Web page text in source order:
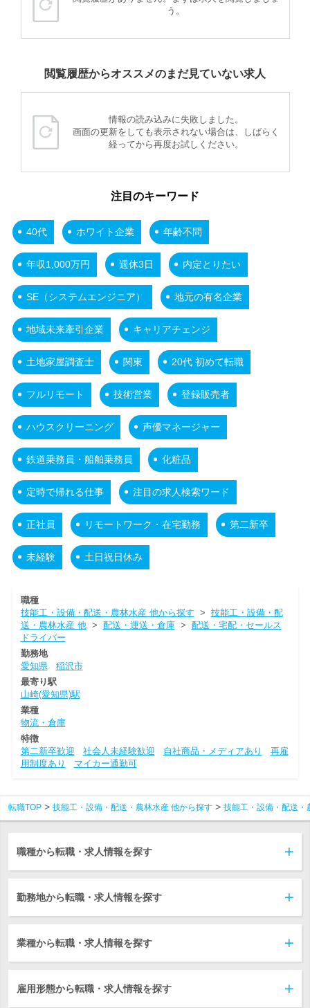
う。
閲覧履歴からオススメのまだ見ていない求人
情報の読み込みに失敗しました。
画面の更新をしても表示されない場合は、しばらく
経ってから再度お試しください。
注目のキーワード
40代 ホワイト企業 年齢不問
年収1,000万円 週休3日 内定とりたい
SE（システムエンジニア） 地元の有名企業
地域未来牽引企業 キャリアチェンジ
土地家屋調査士 関東 20代 初めて転職
フルリモート 技術営業 登録販売者
ハウスクリーニング 声優マネージャー
鉄道乗務員・船舶乗務員 化粧品
定時で帰れる仕事 注目の求人検索ワード
正社員 リモートワーク・在宅勤務 第二新卒
未経験 土日祝日休み
職種
技能工・設備・配送・農林水産 他から探す > 技能工・設備・配
送・農林水産 他> 配送・運送・倉庫> 配送・宅配・セールス
ドライバー
勤務地
愛知県
稲沢市
最寄り駅
山崎(愛知県)駅
業種
物流・倉庫
特徴
第二新卒歓迎
社会人未経験歓迎 自社商品・メディアあり
再雇
用制度あり
マイカー通勤可
転職TOP 技能工・設備・配送・農林水産 他から探す 技能工・設備・配送・
職種から転職・求人情報を探す
勤務地から転職・求人情報を探す
業種から転職・求人情報を探す
雇用形態から転職・求人情報を探す